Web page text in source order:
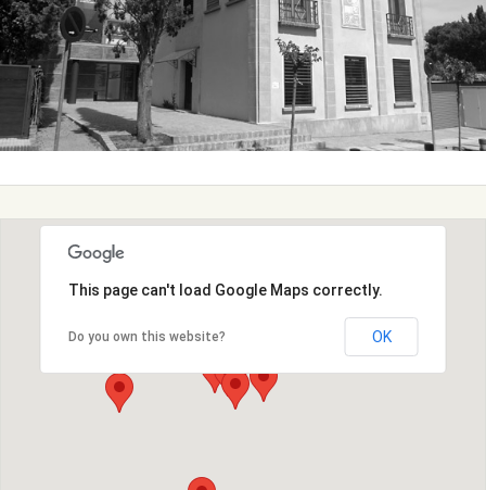
This page can't load Google Maps correctly.
Do you own this website? OK